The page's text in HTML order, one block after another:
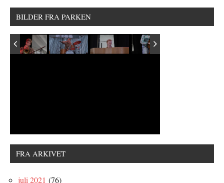
BILDER FRA PARKEN
FRA ARKIVET
juli 2021 (76)